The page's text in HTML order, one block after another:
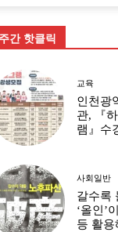
간 핫클릭
교육
인천광
관, 『
램』수
사회일반
갈수록
‘올인’
등 활용